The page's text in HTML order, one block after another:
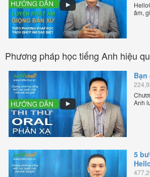
âm,
Phương pháp học tiếng Anh hiệu
Anh
5